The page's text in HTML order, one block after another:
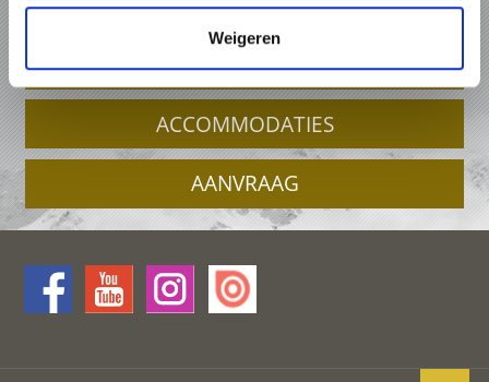
Weigeren
VAKANTIE IN KASTELBELL-TSCHARS
PAKKETTEN
ACCOMMODATIES
AANVRAAG